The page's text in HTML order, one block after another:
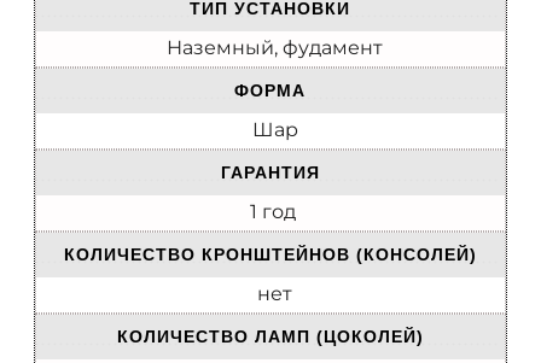
ТИП УСТАНОВКИ
Наземный, фудамент
ФОРМА
Шар
ГАРАНТИЯ
1 год
КОЛИЧЕСТВО КРОНШТЕЙНОВ (КОНСОЛЕЙ)
нет
КОЛИЧЕСТВО ЛАМП (ЦОКОЛЕЙ)